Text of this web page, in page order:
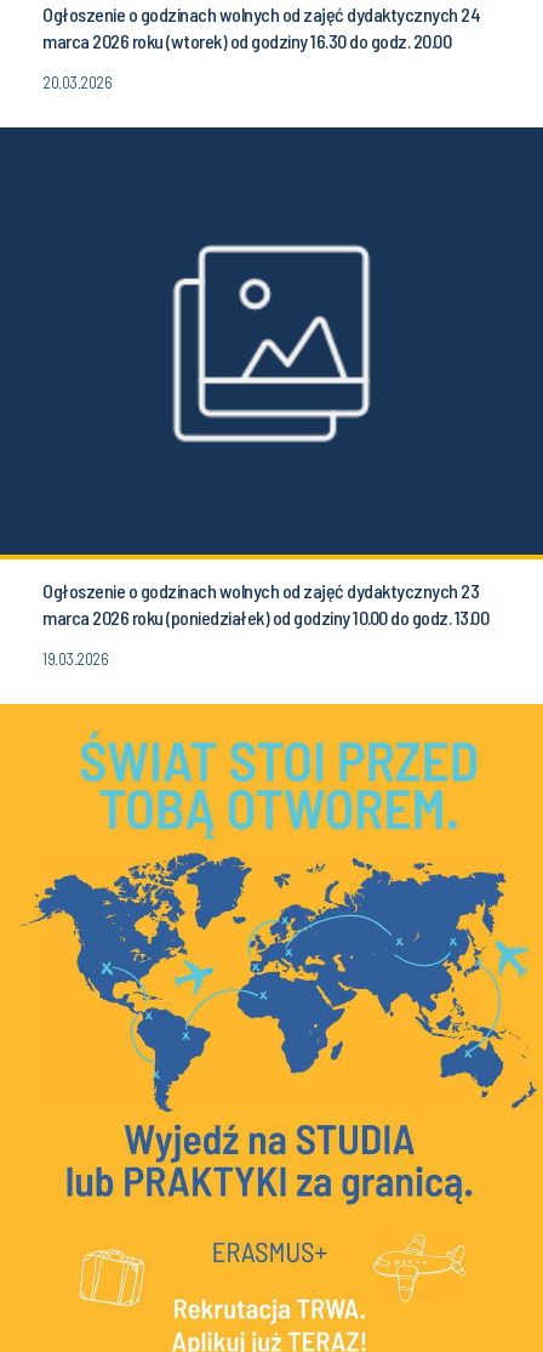
Ogłoszenie o godzinach wolnych od zajęć dydaktycznych 24
marca 2026 roku (wtorek) od godziny 16.30 do godz. 20.00
20.03.2026
Ogłoszenie o godzinach wolnych od zajęć dydaktycznych 23
marca 2026 roku (poniedziałek) od godziny 10.00 do godz. 13.00
19.03.2026